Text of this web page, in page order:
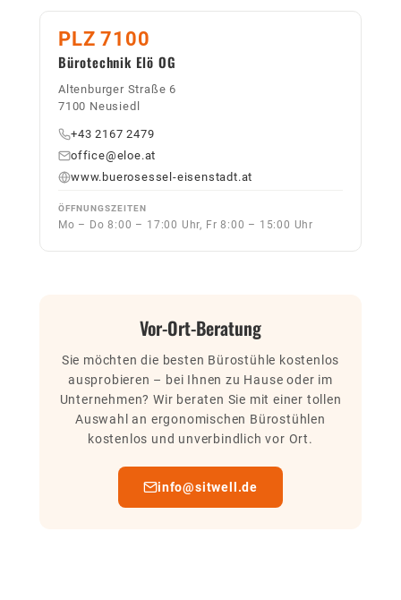
PLZ 7100
Bürotechnik Elö OG
Altenburger Straße 6
7100 Neusiedl
+43 2167 2479
office@eloe.at
www.buerosessel-eisenstadt.at
ÖFFNUNGSZEITEN
Mo – Do 8:00 – 17:00 Uhr, Fr 8:00 – 15:00 Uhr
Vor-Ort-Beratung
Sie möchten die besten Bürostühle kostenlos
ausprobieren – bei Ihnen zu Hause oder im
Unternehmen? Wir beraten Sie mit einer tollen
Auswahl an ergonomischen Bürostühlen
kostenlos und unverbindlich vor Ort.
info@sitwell.de